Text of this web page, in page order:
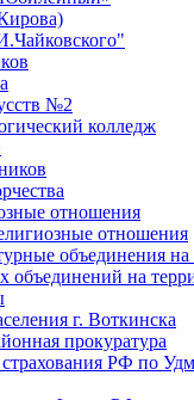
№2
колледж
отношения
отношения
объединения
объединений на
г. Воткинска
прокуратура
РФ по